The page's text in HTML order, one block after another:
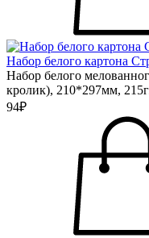
Набор белого картона
Набор белого
кролик), 210*297мм,
94₽